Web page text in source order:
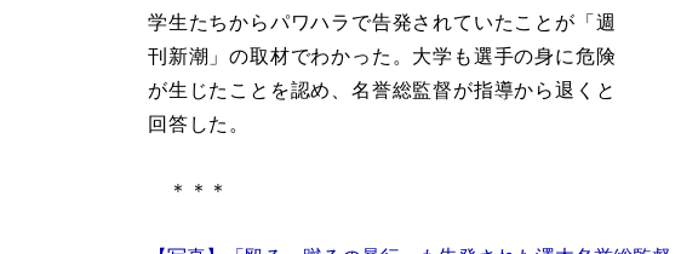
学生たちからパワハラで告発されていたことが「週
刊新潮」の取材でわかった。大学も選手の身に危険
が生じたことを認め、名誉総監督が指導から退くと
回答した。
＊＊＊